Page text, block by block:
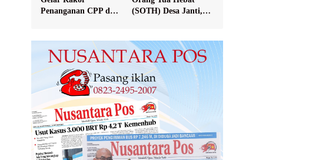
Penanganan CPP dan
(SOTH) Desa Janti,